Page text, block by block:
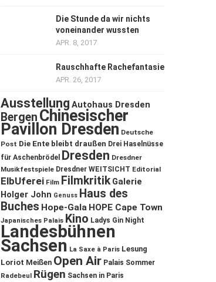
Die Stunde da wir nichts
voneinander wussten
APR. 8, 2017
Rauschhafte Rachefantasie
APR. 26, 2017
Ausstellung Autohaus Dresden
Bergen Chinesischer
Pavillon Dresden Deutsche
Post Die Ente bleibt draußen Drei Haselnüsse
für Aschenbrödel
Dresden Dresdner
Musikfestspiele Dresdner WEITSICHT Editorial
ElbUferei Film Filmkritik Galerie
Holger John Genuss Haus des
Buches Hope-Gala HOPE Cape Town
Japanisches Palais Kino Ladys Gin Night
Landesbühnen
Sachsen La Saxe à Paris Lesung
Loriot Meißen Open Air Palais Sommer
Radebeul Rügen Sachsen in Paris